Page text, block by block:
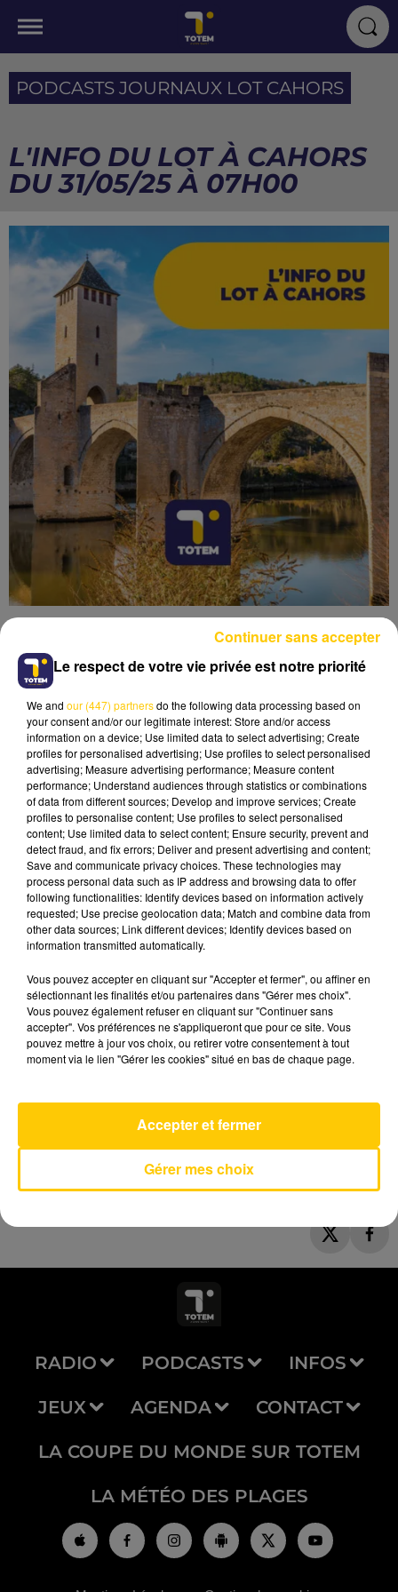
PODCASTS JOURNAUX LOT CAHORS
L'INFO DU LOT À CAHORS
DU 31/05/25 À 07H00
Lecture (4 min 52 sec)
31 mai 2025 - 4 min 52 sec
L'INFO DU LOT À CAHORS DU 31/05/25
À 07H00
L'info du Lot à Cahors
MARK AMBOR
AVEYRON NORD
RADIO PODCASTS INFOS
JEUX AGENDA CONTACT
LA COUPE DU MONDE SUR TOTEM
LA MÉTÉO DES PLAGES
Le respect de votre vie privée est notre priorité
We and our (447) partnersdo the following data processing based on
your consent and/or our legitimate interest: Store and/or access
information on a device; Use limited data to select advertising; Create
profiles for personalised advertising; Use profiles to select personalised
advertising; Measure advertising performance; Measure content
performance; Understand audiences through statistics or combinations
of data from different sources; Develop and improve services; Create
profiles to personalise content; Use profiles to select personalised
content; Use limited data to select content; Ensure security, prevent and
detect fraud, and fix errors; Deliver and present advertising and content;
Save and communicate privacy choices. These technologies may
process personal data such as IP address and browsing data to offer
following functionalities: Identify devices based on information actively
requested; Use precise geolocation data; Match and combine data from
other data sources; Link different devices; Identify devices based on
information transmitted automatically.
Vous pouvez accepter en cliquant sur "Accepter et fermer", ou affiner en
sélectionnant les finalités et/ou partenaires dans "Gérer mes choix".
Vous pouvez également refuser en cliquant sur "Continuer sans
accepter". Vos préférences ne s'appliqueront que pour ce site. Vous
pouvez mettre à jour vos choix, ou retirer votre consentement à tout
moment via le lien "Gérer les cookies" situé en bas de chaque page.
Gérer mes choix
Accepter et fermer
Continuer sans accepter